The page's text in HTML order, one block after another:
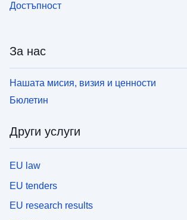
Достъпност
За нас
Нашата мисия, визия и ценности
Бюлетин
Други услуги
EU law
EU tenders
EU research results